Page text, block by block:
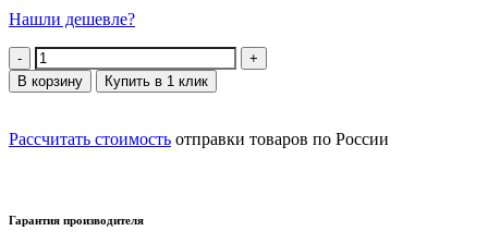
Нашли дешевле?
Количество
В корзину Купить в 1 клик
Рассчитать стоимость отправки товаров по России
Гарантия производителя